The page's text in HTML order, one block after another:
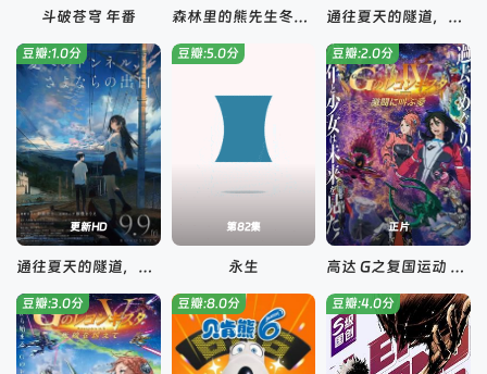
斗破苍穹 年番 森林里的熊先生冬眠中 通往夏天的隧道，再见的出口国语
更新HD
豆瓣:1.0分
通往夏天的隧道，离别的出口
第82集
豆瓣:5.0分
永生
正片
豆瓣:2.0分
高达 G之复国运动 剧场版IV 在激斗中呼唤爱
豆瓣:3.0分 豆瓣:8.0分 豆瓣:4.0分